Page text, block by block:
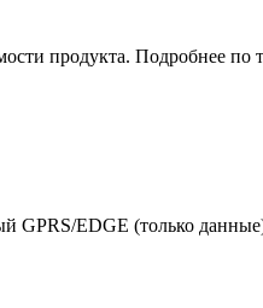
продукта. Подробнее по
GPRS/EDGE (только